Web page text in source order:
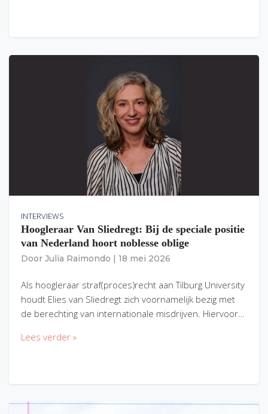
INTERVIEWS
Hoogleraar Van Sliedregt: Bij de speciale positie
van Nederland hoort noblesse oblige
Door Julia Raimondo 18 mei 2026
Als hoogleraar straf(proces)recht aan Tilburg University
houdt Elies van Sliedregt zich voornamelijk bezig met
de berechting van internationale misdrijven. Hiervoor…
Lees verder »